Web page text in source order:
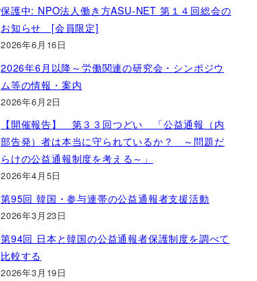
保護中: NPO法人働き方ASU-NET 第１４回総会の
お知らせ [会員限定]
2026年6月16日
2026年6月以降～労働関連の研究会・シンポジウ
ム等の情報・案内
2026年6月2日
【開催報告】 第３３回つどい 「公益通報（内
部告発）者は本当に守られているか？ ～問題だ
らけの公益通報制度を考える～」
2026年4月5日
第95回 韓国・参与連帯の公益通報者支援活動
2026年3月23日
第94回 日本と韓国の公益通報者保護制度を調べて
比較する
2026年3月19日